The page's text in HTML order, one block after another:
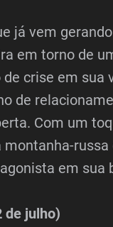
já vem
em torno de
crise em sua
de
Com um
em sua
de julho)